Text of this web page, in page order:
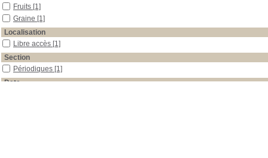
Fruits [1]
Graine [1]
Localisation
Libre accès [1]
Section
Périodiques [1]
Date